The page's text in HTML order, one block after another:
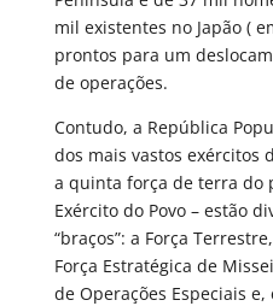
mil existentes no Japão (
prontos para um
de operações.
Contudo, a República
dos mais vastos exércitos
a quinta força de terra do
Exército do Povo – estão
“braços”: a Força
Força Estratégica de
de Operações Especiais